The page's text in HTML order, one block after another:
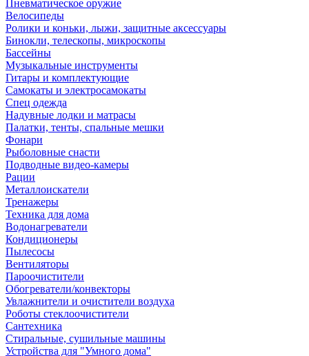
Пневматическое оружие
Велосипеды
Ролики и коньки, лыжи, защитные аксессуары
Бинокли, телескопы, микроскопы
Бассейны
Музыкальные инструменты
Гитары и комплектующие
Самокаты и электросамокаты
Спец одежда
Надувные лодки и матрасы
Палатки, тенты, спальные мешки
Фонари
Рыболовные снасти
Подводные видео-камеры
Рации
Металлоискатели
Тренажеры
Техника для дома
Водонагреватели
Кондиционеры
Пылесосы
Вентиляторы
Пароочистители
Обогреватели/конвекторы
Увлажнители и очистители воздуха
Роботы стеклоочистители
Сантехника
Стиральные, сушильные машины
Устройства для "Умного дома"